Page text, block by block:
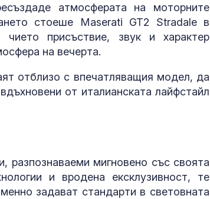
атмосферата на моторните
стоеше Maserati GT2 Stradale в
присъствие, звук и характер
на вечерта.
отблизо с впечатляващия модел, да
от италианската лайфстайл
разпознаваеми мигновено със своята
и вродена ексклузивност, те
задават стандарти в световната